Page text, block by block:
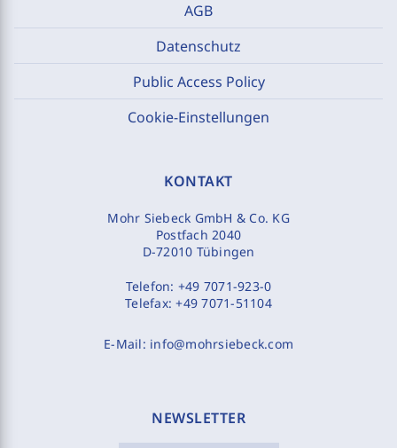
AGB
Datenschutz
Public Access Policy
Cookie-Einstellungen
KONTAKT
Mohr Siebeck GmbH & Co. KG
Postfach 2040
D-72010 Tübingen
Telefon: +49 7071-923-0
Telefax:+49 7071-51104
E-Mail: info@mohrsiebeck.com
NEWSLETTER